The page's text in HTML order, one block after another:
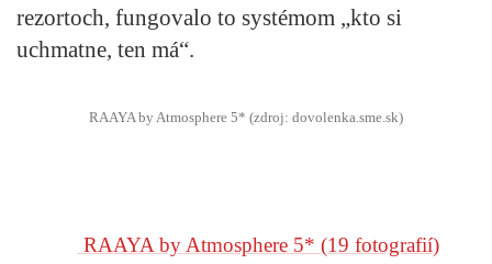
rezortoch, fungovalo to systémom „kto si
uchmatne, ten má“.
RAAYA by Atmosphere 5* (zdroj: dovolenka.sme.sk)
RAAYA by Atmosphere 5* (19 fotografií)